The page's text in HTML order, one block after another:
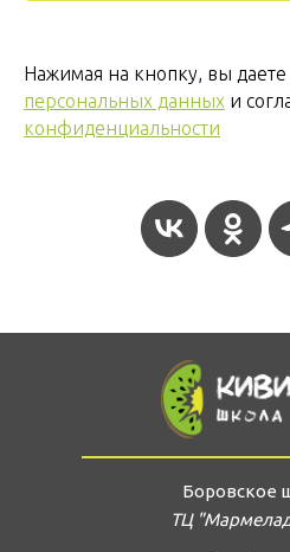
Нажимая на кнопку, вы даете
персональных данных и
конфиденциальности
Боровское
ТЦ